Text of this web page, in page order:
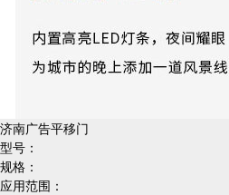
济南广告平移门
型号：
规格：
应用范围：